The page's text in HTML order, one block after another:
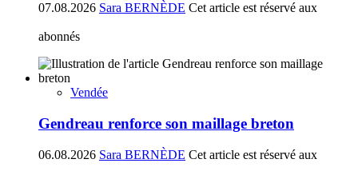
07.08.2026 Sara BERNÈDE Cet article est réservé aux
abonnés
Vendée
Gendreau renforce son maillage breton
06.08.2026 Sara BERNÈDE Cet article est réservé aux